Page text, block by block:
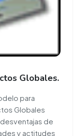
Globales.
para
Globales
de
y actitudes